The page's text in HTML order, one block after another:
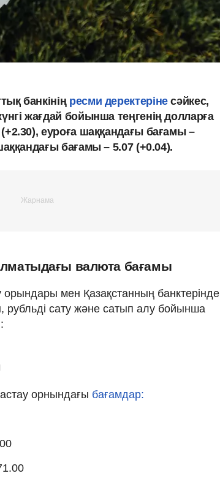
банкінің ресми деректерінесәйкес,
жағдай бойынша теңгенің долларға
еуроға шаққандағы бағамы –
бағамы – 5.07 (+0.04).
валюта бағамы
мен Қазақстанның банктерінде
сату және сатып алу бойынша
орнындағы бағамдар: